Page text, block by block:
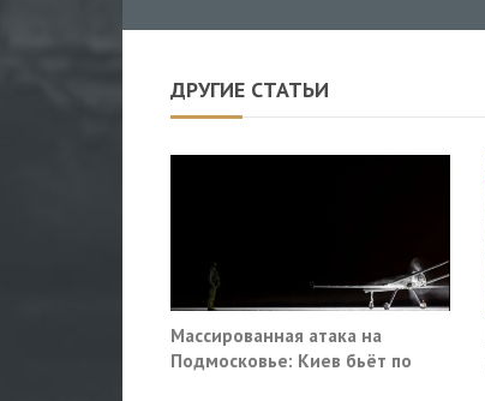
ДРУГИЕ СТАТЬИ
Массированная атака на
Подмосковье: Киев бьёт по